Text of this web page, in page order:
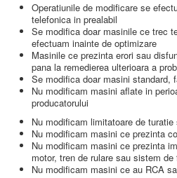
Operatiunile de modificare se
telefonica in prealabil
Se modifica doar masinile ce trec
efectuam inainte de optimizare
Masinile ce prezinta erori sau
pana la remedierea ulterioara a
Se modifica doar masini standard,
Nu modificam masini aflate in
producatorului
Nu modificam limitatoare de
Nu modificam masini ce prezinta
Nu modificam masini ce prezinta
motor, tren de rulare sau sistem de
Nu modificam masini ce au RCA